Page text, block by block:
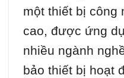
một thiết bị công
cao, được ứng
nhiều ngành
bảo thiết bị hoạt